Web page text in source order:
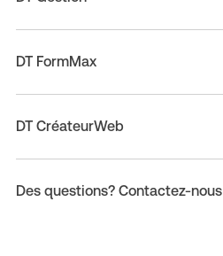
DT FormMax
DT CréateurWeb
Des questions? Contactez-nous